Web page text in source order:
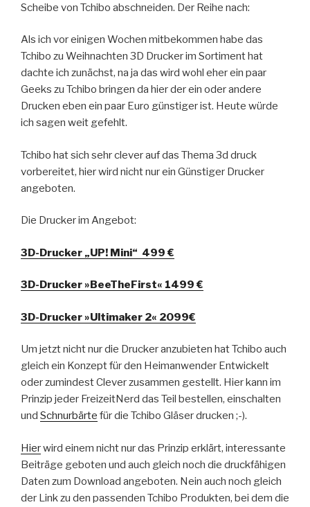
Scheibe von Tchibo abschneiden. Der Reihe nach:
Als ich vor einigen Wochen mitbekommen habe das
Tchibo zu Weihnachten 3D Drucker im Sortiment hat
dachte ich zunächst, na ja das wird wohl eher ein paar
Geeks zu Tchibo bringen da hier der ein oder andere
Drucken eben ein paar Euro günstiger ist. Heute würde
ich sagen weit gefehlt.
Tchibo hat sich sehr clever auf das Thema 3d druck
vorbereitet, hier wird nicht nur ein Günstiger Drucker
angeboten.
Die Drucker im Angebot:
3D-Drucker „UP! Mini“ 499 €
3D-Drucker »BeeTheFirst« 1499 €
3D-Drucker »Ultimaker 2« 2099€
Um jetzt nicht nur die Drucker anzubieten hat Tchibo auch
gleich ein Konzept für den Heimanwender Entwickelt
oder zumindest Clever zusammen gestellt. Hier kann im
Prinzip jeder FreizeitNerd das Teil bestellen, einschalten
und Schnurbärte für die Tchibo Gläser drucken ;-).
Hierwird einem nicht nur das Prinzip erklärt, interessante
Beiträge geboten und auch gleich noch die druckfähigen
Daten zum Download angeboten. Nein auch noch gleich
der Link zu den passenden Tchibo Produkten, bei dem die